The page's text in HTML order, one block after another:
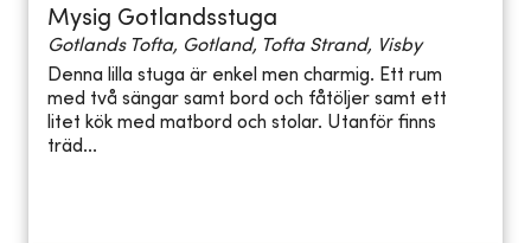
Mysig Gotlandsstuga
Gotlands Tofta, Gotland, Tofta Strand, Visby
Denna lilla stuga är enkel men charmig. Ett rum
med två sängar samt bord och fåtöljer samt ett
litet kök med matbord och stolar. Utanför finns
träd...